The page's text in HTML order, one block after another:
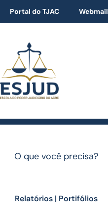
Portal do TJAC Webmail
O que você precisa?
Relatórios | Portifólios